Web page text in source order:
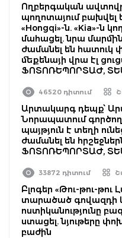
Ողբերգական
պողոտայում բախվել
«Hongqi»-ն. «Kia»-ն
մահացել. նրա
ժամանել են հատուկ
մեքենայի վրա էլ
ՖՈՏՈՌԵՊՈՐՏԱԺ,
46520 դիտում
Արտակարգ դեպք՝
Նորապատում
պայթյուն է տեղի
ժամանել են
ՖՈՏՈՌԵՊՈՐՏԱԺ,
33872 դիտում
Բլոգեր «Թու-թու-
տարածած գովազդի
ոստիկանությունը
ստացել. նյութերը
բաժին